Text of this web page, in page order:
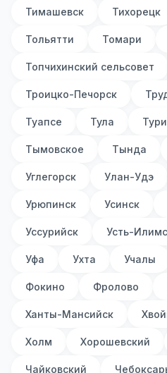
Тимашевск Тихорецк
Тольятти Томари
Топчихинский сельсовет
Троицко-Печорск
Туапсе Тула
Тымовское Тында
Углегорск Улан-Удэ
Урюпинск Усинск
Уссурийск Усть-
Уфа Ухта Учалы
Фокино Фролово
Ханты-Мансийск
Холм Хорошевский
Чайковский